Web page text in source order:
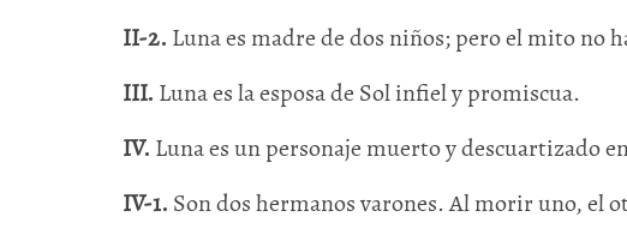
II-2. Luna es madre de dos niños; pero el mito no
III. Luna es la esposa de Sol infiel y promiscua.
IV. Luna es un personaje muerto y descuartizado
IV-1. Son dos hermanos varones. Al morir uno, el